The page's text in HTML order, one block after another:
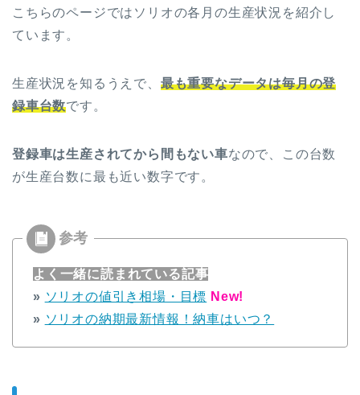
こちらのページではソリオの各月の生産状況を紹介し
ています。
生産状況を知るうえで、 最も重要なデータは毎月の登
録車台数です。
登録車は生産されてから間もない車なので、この台数
が生産台数に最も近い数字です。
よく一緒に読まれている記事
» ソリオの値引き相場・目標 New!
» ソリオの納期最新情報！納車はいつ？